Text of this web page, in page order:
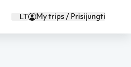
LT My trips / Prisijungti